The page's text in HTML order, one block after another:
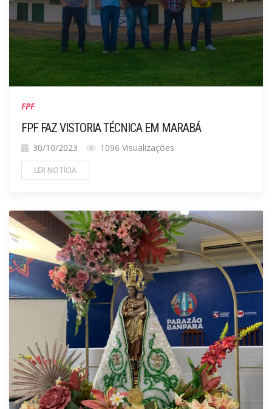
FPF
FPF FAZ VISTORIA TÉCNICA EM MARABÁ
30/10/2023 1096 Visualizações
LER NOTÍCIA